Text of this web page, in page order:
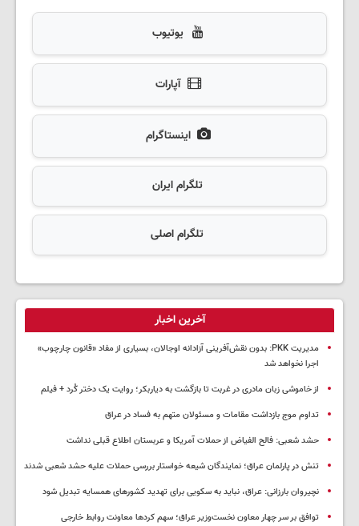
یوتیوب
آپارات
اینستاگرام
تلگرام ایران
تلگرام اصلی
آخرین اخبار
مدیریت PKK: بدون نقش‌آفرینی آزادانه اوجالان، بسیاری از مفاد «قانون چارچوب»
اجرا نخواهد شد
از خاموشی زبان مادری در غربت تا بازگشت به دیاربکر؛ روایت یک دختر کُرد + فیلم
تداوم موج بازداشت مقامات و مسئولان متهم به فساد در عراق
حشد شعبی: فالح الفیاض از حملات آمریکا و عربستان اطلاع قبلی نداشت
تنش در پارلمان عراق؛ نمایندگان شیعه خواستار بررسی حملات علیه حشد شعبی شدند
نچیروان بارزانی: عراق، نباید به سکویی برای تهدید کشورهای همسایه تبدیل شود
توافق بر سر چهار معاون نخست‌وزیر عراق؛ سهم کردها معاونت روابط خارجی